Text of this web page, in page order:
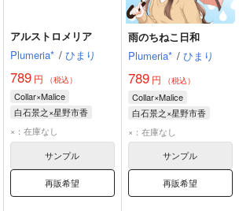
アルストロメリア
Plumeria* / ひまり
789 円 （税込）
Collar×Malice
白石景之×星野市香
白石景之
×：在庫なし
サンプル
再販希望
雨のちねこ日和
Plumeria* / ひまり
789円 （税込）
Collar×Malice
白石景之×星野市香
白石景之
×：在庫なし
サンプル
再販希望